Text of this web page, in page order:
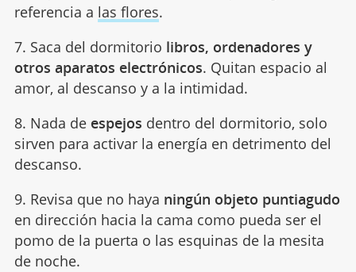
referencia a las flores.
7. Saca del dormitorio libros, ordenadores y
otros aparatos electrónicos. Quitan espacio al
amor, al descanso y a la intimidad.
8. Nada de espejos dentro del dormitorio, solo
sirven para activar la energía en detrimento del
descanso.
9. Revisa que no haya ningún objeto puntiagudo
en dirección hacia la cama como pueda ser el
pomo de la puerta o las esquinas de la mesita
de noche.